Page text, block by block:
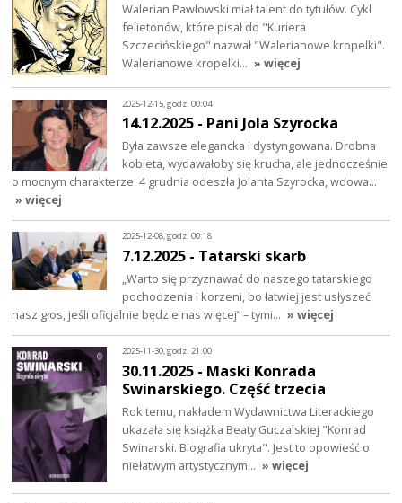
Walerian Pawłowski miał talent do tytułów. Cykl
felietonów, które pisał do "Kuriera
Szczecińskiego" nazwał "Walerianowe kropelki".
Walerianowe kropelki… » więcej
2025-12-15, godz. 00:04
14.12.2025 - Pani Jola Szyrocka
Była zawsze elegancka i dystyngowana. Drobna
kobieta, wydawałoby się krucha, ale jednocześnie
o mocnym charakterze. 4 grudnia odeszła Jolanta Szyrocka, wdowa…
» więcej
2025-12-08, godz. 00:18
7.12.2025 - Tatarski skarb
„Warto się przyznawać do naszego tatarskiego
pochodzenia i korzeni, bo łatwiej jest usłyszeć
nasz głos, jeśli oficjalnie będzie nas więcej” – tymi… » więcej
2025-11-30, godz. 21:00
30.11.2025 - Maski Konrada
Swinarskiego. Część trzecia
Rok temu, nakładem Wydawnictwa Literackiego
ukazała się książka Beaty Guczalskiej "Konrad
Swinarski. Biografia ukryta". Jest to opowieść o
niełatwym artystycznym… » więcej